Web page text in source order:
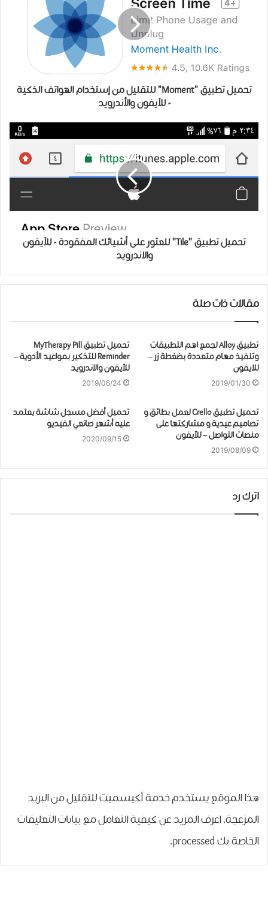
تحميل ﺗﻄﺒﻴﻖ "Moment" للتقليل من إستخدام الهواتف الذكية
- للآيفون والأندرويد
تحميل ﺗﻄﺒﻴﻖ "Tile" للعثور على أشيائك المفقودة - للآيفون
والاندرويد
مقالات ذات صلة
تطبيق Alloy لجمع اهم التطبيقات
وتنفيذ مهام متعددة بضغطة زر –
للايفون
2019/01/30
تحميل ﺗﻄﺒﻴﻖ MyTherapy Pill
Reminder للتذكير بمواعيد الأدوية –
للآيفون والاندرويد
2019/06/24
تحميل ﺗﻄﺒﻴﻖ Crello لعمل بطائق و
تصاميم عيدية و مشاركتها على
منصات التواصل – للآيفون
2019/08/09
تحميل أفضل مسجل شاشة يعتمد
عليه أشهر صانعي الفيديو
2020/09/15
اترك رد
هذا الموقع يستخدم خدمة أكيسميت للتقليل من البريد
المزعجة.اعرف المزيد عن كيفية التعامل مع بيانات التعليقات
الخاصة بك processed
.